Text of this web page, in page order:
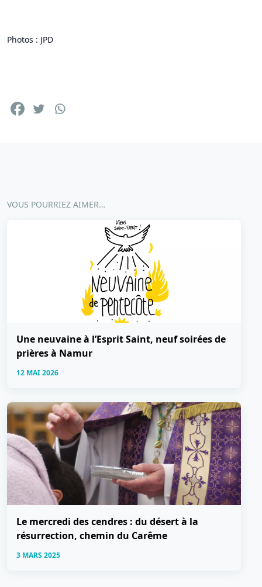
Photos : JPD
VOUS POURRIEZ AIMER…
Une neuvaine à l’Esprit Saint, neuf soirées de
prières à Namur
12 MAI 2026
Le mercredi des cendres : du désert à la
résurrection, chemin du Carême
3 MARS 2025